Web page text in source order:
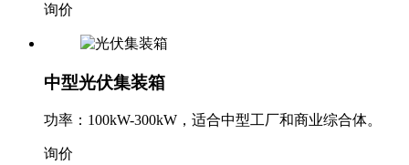
询价
中型光伏集装箱
功率：100kW-300kW，适合中型工厂和商业综合体。
询价